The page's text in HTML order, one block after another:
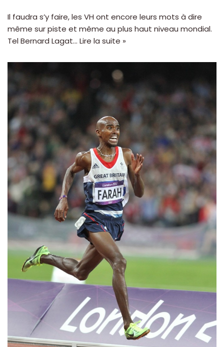
Il faudra s’y faire, les VH ont encore leurs mots à dire
même sur piste et même au plus haut niveau mondial.
Tel Bernard Lagat… Lire la suite »